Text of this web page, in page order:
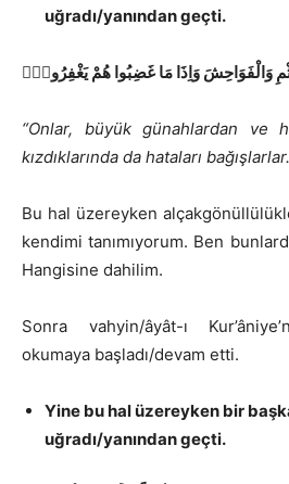
uğradı/yanından geçti.
وَالْفَوَاحِشَ وَاِذَا مَا غَضِبُوا هُمْ يَغْفِرُونَۚ
“Onlar, büyük günahlardan ve
kızdıklarında da hataları
Bu hal üzereyken
kendimi tanımıyorum. Ben
Hangisine dahilim.
Sonra vahyin/âyât-ı
okumaya başladı/devam etti.
Yine bu hal üzereyken bir
uğradı/yanından geçti.